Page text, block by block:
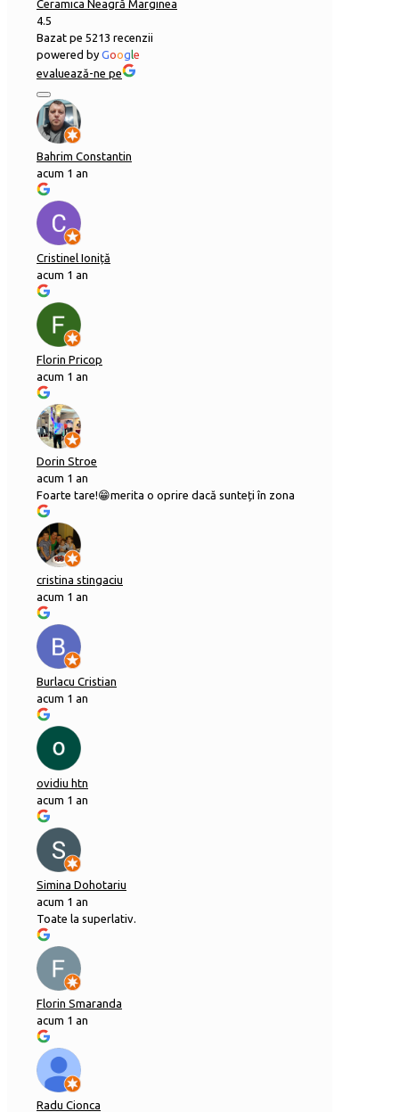
Ceramica Neagră Marginea
4.5
Bazat pe 5213 recenzii
powered by Goog le
evaluează-ne pe
Bahrim Constantin
acum 1 an
Cristinel Ioniță
acum 1 an
Florin Pricop
acum 1 an
Dorin Stroe
acum 1 an
Foarte tare!😁merita o oprire dacă sunteți în zona
cristina stingaciu
acum 1 an
Burlacu Cristian
acum 1 an
ovidiu htn
acum 1 an
Simina Dohotariu
acum 1 an
Toate la superlativ.
Florin Smaranda
acum 1 an
Radu Cionca